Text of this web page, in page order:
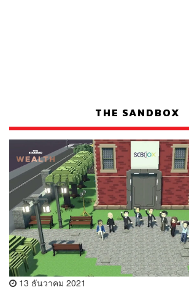
THE SANDBOX
13 ธันวาคม 2021